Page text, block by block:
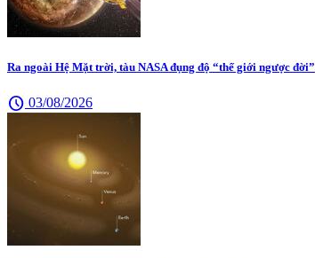
Ra ngoài Hệ Mặt trời, tàu NASA đụng độ “thế giới ngược đời”
schedule 03/08/2026